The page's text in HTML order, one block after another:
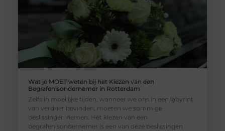
Wat je MOET weten bij het Kiezen van een
Begrafenisondernemer in Rotterdam
Zelfs in moeilijke tijden, wanneer we ons in een labyrint
van verdriet bevinden, moeten we sommige
beslissingen nemen. Het kiezen van een
begrafenisondernemer is een van deze beslissingen